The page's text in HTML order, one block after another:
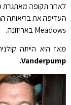
לאחר תקופה
Meadows באריזונה.
מאז היא הייתה
Vanderpump.